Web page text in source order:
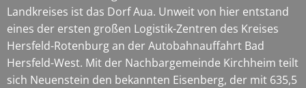
Landkreises ist das Dorf Aua. Unweit von hier entstand
eines der ersten großen Logistik-Zentren des Kreises
Hersfeld-Rotenburg an der Autobahnauffahrt Bad
Hersfeld-West. Mit der Nachbargemeinde Kirchheim teilt
sich Neuenstein den bekannten Eisenberg, der mit 635,5